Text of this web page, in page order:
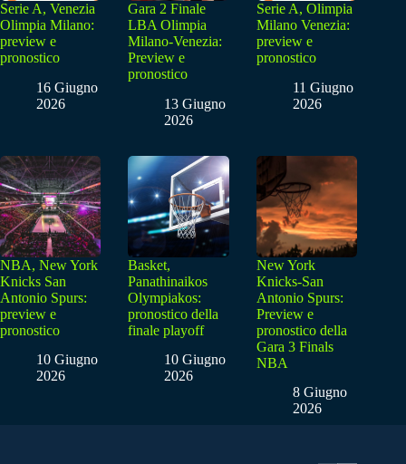
Serie A, Venezia
Olimpia Milano:
preview e
pronostico
16 Giugno
2026
Gara 2 Finale
LBA Olimpia
Milano-Venezia:
Preview e
pronostico
13 Giugno
2026
Serie A, Olimpia
Milano Venezia:
preview e
pronostico
11 Giugno
2026
NBA, New York
Knicks San
Antonio Spurs:
preview e
pronostico
10 Giugno
2026
Basket,
Panathinaikos
Olympiakos:
pronostico della
finale playoff
10 Giugno
2026
New York
Knicks-San
Antonio Spurs:
Preview e
pronostico della
Gara 3 Finals
NBA
8 Giugno
2026